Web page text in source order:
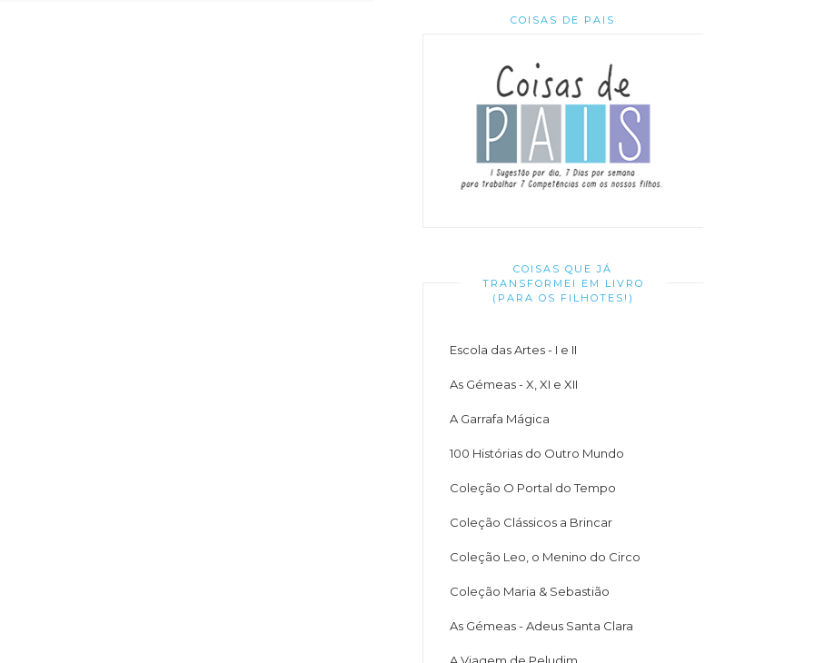
COISAS DE PAIS
COISAS QUE JÁ
TRANSFORMEI EM LIVRO
(PARA OS FILHOTES!)
Escola das Artes - I e II
As Gémeas - X, XI e XII
A Garrafa Mágica
100 Histórias do Outro Mundo
Coleção O Portal do Tempo
Coleção Clássicos a Brincar
Coleção Leo, o Menino do Circo
Coleção Maria & Sebastião
As Gémeas - Adeus Santa Clara